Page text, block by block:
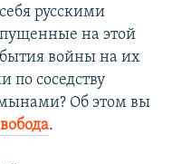
русскими
на этой
войны на их
соседству
Об этом вы
.